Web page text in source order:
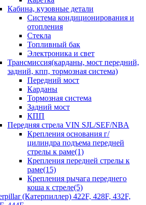
Кабина, кузовные детали
Система кондиционирования и
отопления
Стекла
Топливный бак
Электроника и свет
Трансмиссия(карданы, мост передний,
задний, кпп, тормозная система)
Передний мост
Карданы
Тормозная система
Задний мост
КПП
Передняя стрела VIN SJL/SEF/NBA
Крепления основания г/
цилиндра подъема передней
стрелы к раме(1)
Крепления передней стрелы к
раме(15)
Крепления рычага переднего
коша к стреле(5)
(Катерпиллер) 422F, 428F, 432F,